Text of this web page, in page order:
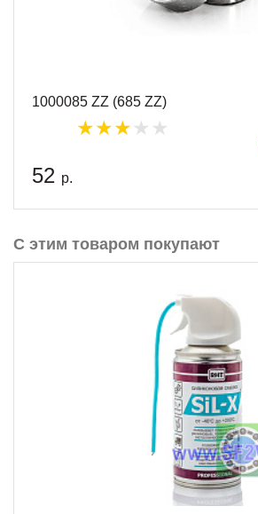
1000085 ZZ (685 ZZ)
52 р.
С этим товаром покупают